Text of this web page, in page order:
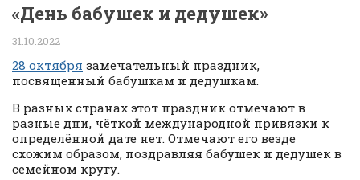
«День бабушек и дедушек»
31.10.2022
28 октября замечательный праздник,
посвященный бабушкам и дедушкам.
В разных странах этот праздник отмечают в
разные дни, чёткой международной привязки к
определённой дате нет. Отмечают его везде
схожим образом, поздравляя бабушек и дедушек в
семейном кругу.